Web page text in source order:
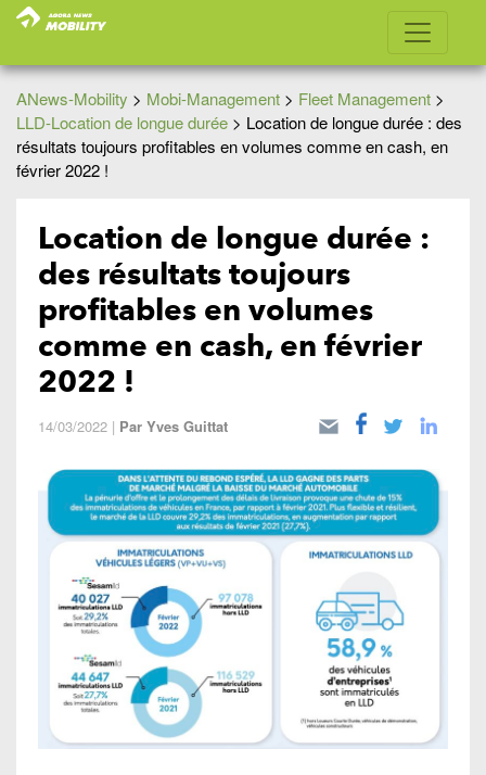
ANews-Mobility > Mobi-Management > Fleet Management >
LLD-Location de longue durée > Location de longue durée : des
résultats toujours profitables en volumes comme en cash, en
février 2022 !
Location de longue durée :
des résultats toujours
profitables en volumes
comme en cash, en février
2022 !
14/03/2022 | Par Yves Guittat